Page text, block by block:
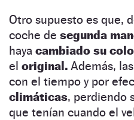
Otro supuesto es que,
coche de segunda
haya cambiado su
el original. Además,
con el tiempo y por
climáticas, perdiendo
que tenían cuando el